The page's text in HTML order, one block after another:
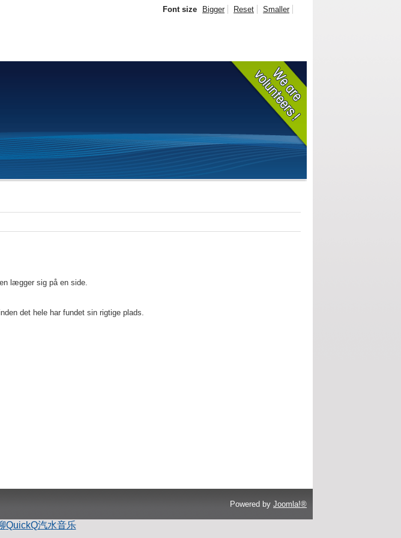
Font size Bigger Reset Smaller
lægger sig på en side.
det hele har fundet sin rigtige plads.
Powered by Joomla!®
QuickQ汽水音乐